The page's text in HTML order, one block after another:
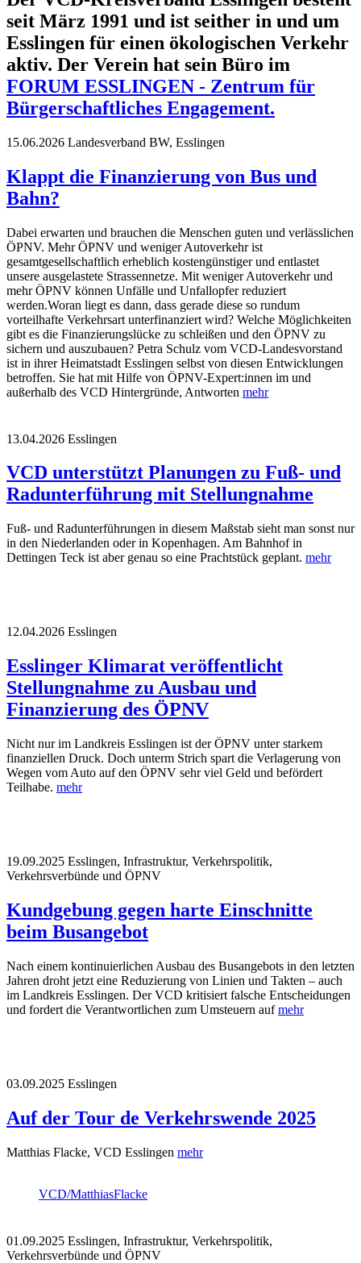
seit März 1991 und ist seither in und um
Esslingen für einen ökologischen Verkehr
aktiv. Der Verein hat sein Büro im
FORUM ESSLINGEN - Zentrum für
Bürgerschaftliches Engagement.
15.06.2026 Landesverband BW, Esslingen
Klappt die Finanzierung von Bus und
Bahn?
Dabei erwarten und brauchen die Menschen guten und verlässlichen
ÖPNV. Mehr ÖPNV und weniger Autoverkehr ist
gesamtgesellschaftlich erheblich kostengünstiger und entlastet
unsere ausgelastete Strassennetze. Mit weniger Autoverkehr und
mehr ÖPNV können Unfälle und Unfallopfer reduziert
werden.Woran liegt es dann, dass gerade diese so rundum
vorteilhafte Verkehrsart unterfinanziert wird? Welche Möglichkeiten
gibt es die Finanzierungslücke zu schleißen und den ÖPNV zu
sichern und auszubauen? Petra Schulz vom VCD-Landesvorstand
ist in ihrer Heimatstadt Esslingen selbst von diesen Entwicklungen
betroffen. Sie hat mit Hilfe von ÖPNV-Expert:innen im und
außerhalb des VCD Hintergründe, Antworten mehr
13.04.2026 Esslingen
VCD unterstützt Planungen zu Fuß- und
Radunterführung mit Stellungnahme
Fuß- und Radunterführungen in diesem Maßstab sieht man sonst nur
in den Niederlanden oder in Kopenhagen. Am Bahnhof in
Dettingen Teck ist aber genau so eine Prachtstück geplant. mehr
12.04.2026 Esslingen
Esslinger Klimarat veröffentlicht
Stellungnahme zu Ausbau und
Finanzierung des ÖPNV
Nicht nur im Landkreis Esslingen ist der ÖPNV unter starkem
finanziellen Druck. Doch unterm Strich spart die Verlagerung von
Wegen vom Auto auf den ÖPNV sehr viel Geld und befördert
Teilhabe. mehr
19.09.2025 Esslingen, Infrastruktur, Verkehrspolitik,
Verkehrsverbünde und ÖPNV
Kundgebung gegen harte Einschnitte
beim Busangebot
Nach einem kontinuierlichen Ausbau des Busangebots in den letzten
Jahren droht jetzt eine Reduzierung von Linien und Takten – auch
im Landkreis Esslingen. Der VCD kritisiert falsche Entscheidungen
und fordert die Verantwortlichen zum Umsteuern aufmehr
03.09.2025 Esslingen
Auf der Tour de Verkehrswende 2025
Matthias Flacke, VCD Esslingen mehr
VCD/MatthiasFlacke
01.09.2025 Esslingen, Infrastruktur, Verkehrspolitik,
Verkehrsverbünde und ÖPNV